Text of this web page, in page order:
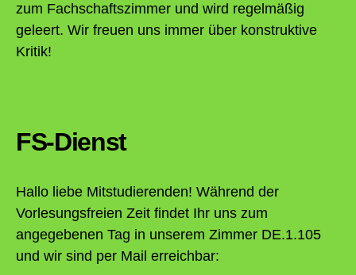
zum Fachschaftszimmer und wird regelmäßig
geleert. Wir freuen uns immer über konstruktive
Kritik!
FS-Dienst
Hallo liebe Mitstudierenden! Während der
Vorlesungsfreien Zeit findet Ihr uns zum
angegebenen Tag in unserem Zimmer DE.1.105
und wir sind per Mail erreichbar: